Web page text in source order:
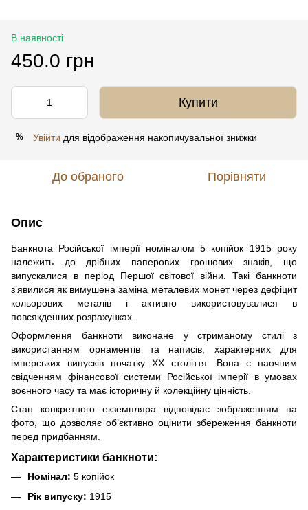
В наявності
450.0 грн
Купити
% Увійти для відображення накопичувальної знижки
До обраного Порівняти
Опис
Банкнота Російської імперії номіналом 5 копійок 1915 року
належить до дрібних паперових грошових знаків, що
випускалися в період Першої світової війни. Такі банкноти
з’явилися як вимушена заміна металевих монет через дефіцит
кольорових металів і активно використовувалися в
повсякденних розрахунках.
Оформлення банкноти виконане у стриманому стилі з
використанням орнаментів та написів, характерних для
імперських випусків початку ХХ століття. Вона є наочним
свідченням фінансової системи Російської імперії в умовах
воєнного часу та має історичну й колекційну цінність.
Стан конкретного екземпляра відповідає зображенням на
фото, що дозволяє об’єктивно оцінити збереження банкноти
перед придбанням.
Характеристики банкноти:
Номінал: 5 копійок
Рік випуску: 1915